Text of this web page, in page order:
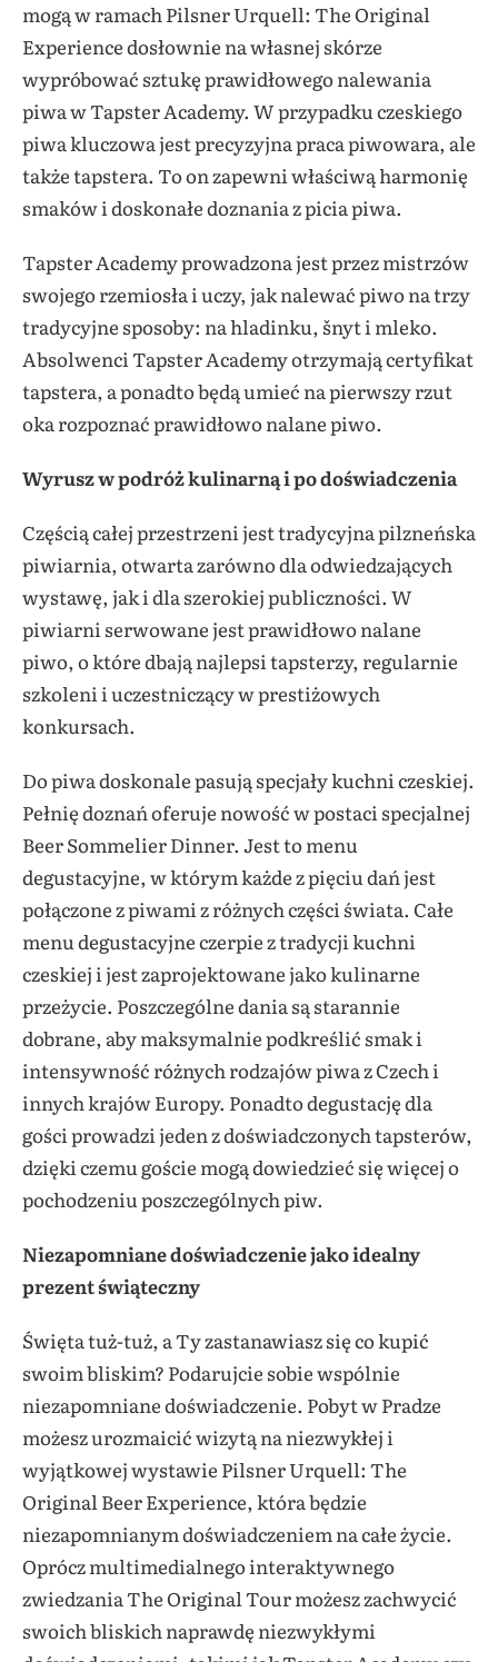
mogą w ramach Pilsner Urquell: The Original
Experience dosłownie na własnej skórze
wypróbować sztukę prawidłowego nalewania
piwa w Tapster Academy. W przypadku czeskiego
piwa kluczowa jest precyzyjna praca piwowara, ale
także tapstera. To on zapewni właściwą harmonię
smaków i doskonałe doznania z picia piwa.
Tapster Academy prowadzona jest przez mistrzów
swojego rzemiosła i uczy, jak nalewać piwo na trzy
tradycyjne sposoby: na hladinku, šnyt i mleko.
Absolwenci Tapster Academy otrzymają certyfikat
tapstera, a ponadto będą umieć na pierwszy rzut
oka rozpoznać prawidłowo nalane piwo.
Wyrusz w podróż kulinarną i po doświadczenia
Częścią całej przestrzeni jest tradycyjna pilzneńska
piwiarnia, otwarta zarówno dla odwiedzających
wystawę, jak i dla szerokiej publiczności. W
piwiarni serwowane jest prawidłowo nalane
piwo, o które dbają najlepsi tapsterzy, regularnie
szkoleni i uczestniczący w prestiżowych
konkursach.
Do piwa doskonale pasują specjały kuchni czeskiej.
Pełnię doznań oferuje nowość w postaci specjalnej
Beer Sommelier Dinner. Jest to menu
degustacyjne, w którym każde z pięciu dań jest
połączone z piwami z różnych części świata. Całe
menu degustacyjne czerpie z tradycji kuchni
czeskiej i jest zaprojektowane jako kulinarne
przeżycie. Poszczególne dania są starannie
dobrane, aby maksymalnie podkreślić smak i
intensywność różnych rodzajów piwa z Czech i
innych krajów Europy. Ponadto degustację dla
gości prowadzi jeden z doświadczonych tapsterów,
dzięki czemu goście mogą dowiedzieć się więcej o
pochodzeniu poszczególnych piw.
Niezapomniane doświadczenie jako idealny
prezent świąteczny
Święta tuż-tuż, a Ty zastanawiasz się co kupić
swoim bliskim? Podarujcie sobie wspólnie
niezapomniane doświadczenie. Pobyt w Pradze
możesz urozmaicić wizytą na niezwykłej i
wyjątkowej wystawie Pilsner Urquell: The
Original Beer Experience, która będzie
niezapomnianym doświadczeniem na całe życie.
Oprócz multimedialnego interaktywnego
zwiedzania The Original Tour możesz zachwycić
swoich bliskich naprawdę niezwykłymi